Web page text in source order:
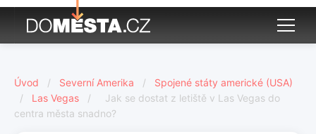
Úvod / Severní Amerika /
Spojené státy americké (USA)
/
Las Vegas /
Jak se dostat z letiště v Las Vegas do
centra města snadno?